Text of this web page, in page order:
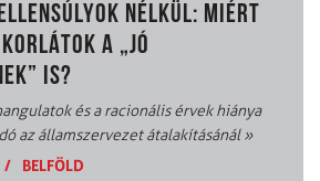
NÉLKÜL: MIÉRT
A „JÓ
IS?
és a racionális érvek hiánya
az államszervezet átalakításánál»
/ BELFÖLD